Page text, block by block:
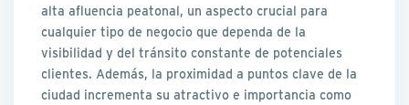
alta afluencia peatonal, un aspecto crucial para
cualquier tipo de negocio que dependa de la
visibilidad y del tránsito constante de potenciales
clientes. Además, la proximidad a puntos clave de la
ciudad incrementa su atractivo e importancia como